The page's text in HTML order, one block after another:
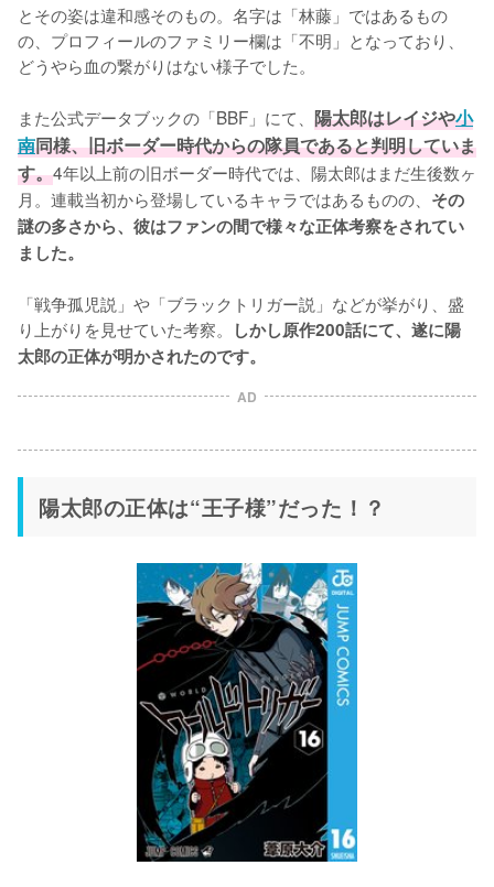
とその姿は違和感そのもの。名字は「林藤」ではあるもの
の、プロフィールのファミリー欄は「不明」となっており、
どうやら血の繋がりはない様子でした。
また公式データブックの「BBF」にて、 陽太郎はレイジや小
南同様、旧ボーダー時代からの隊員であると判明していま
す。4年以上前の旧ボーダー時代では、陽太郎はまだ生後数ヶ
月。連載当初から登場しているキャラではあるものの、 その
謎の多さから、彼はファンの間で様々な正体考察をされてい
ました。
「戦争孤児説」や「ブラックトリガー説」などが挙がり、盛
り上がりを見せていた考察。
しかし原作200話にて、遂に陽
太郎の正体が明かされたのです。
AD
陽太郎の正体は“王子様”だった！？